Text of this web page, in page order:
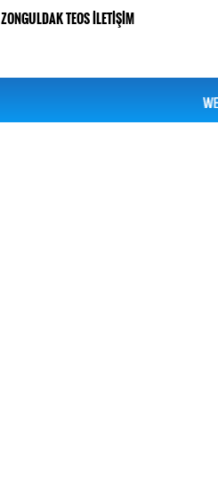
ZONGULDAK TEOS İLETİŞİM